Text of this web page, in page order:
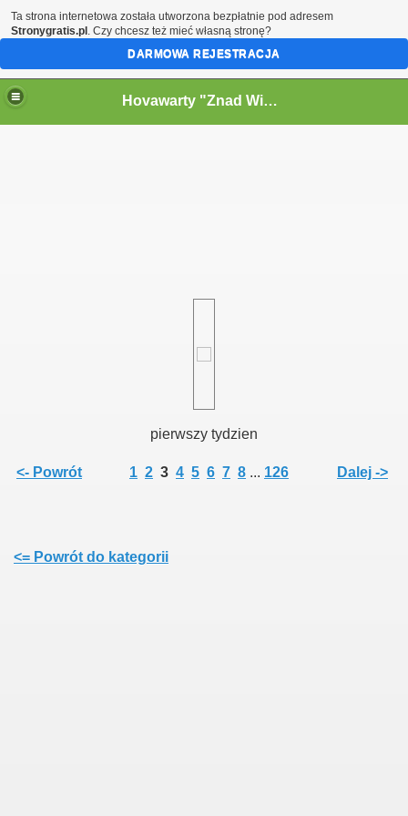
Hovawarty "Znad Wielkiego Kanału" FCI
pierwszy tydzien
<- Powrót 1 2 3 4 5 6 7 8 ... 126 Dalej ->
<= Powrót do kategorii
Ta strona internetowa została utworzona bezpłatnie pod adresem
Stronygratis.pl . Czy chcesz też mieć własną stronę?
DARMOWA REJESTRACJA